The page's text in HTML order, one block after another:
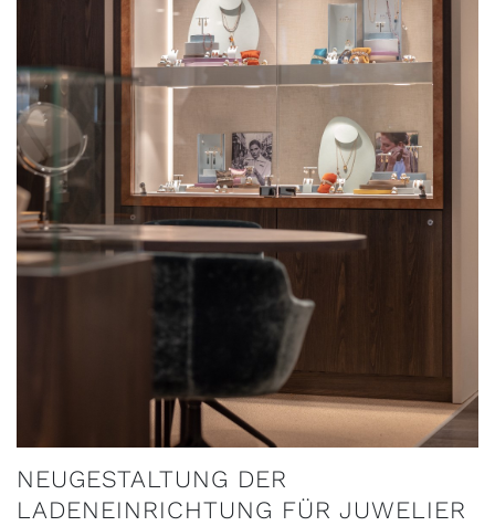
NEUGESTALTUNG DER
LADENEINRICHTUNG FÜR JUWELIER